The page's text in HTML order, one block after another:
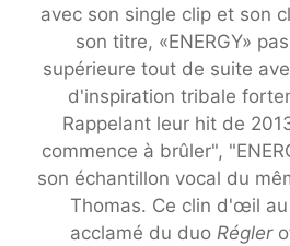
avec son single clip et son
son titre, «ENERGY»
supérieure tout de suite
d'inspiration tribale
Rappelant leur hit de
commence à brûler",
son échantillon vocal du
Thomas. Ce clin d'œil
acclamé du duo Régler